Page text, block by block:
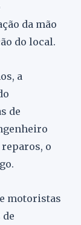
da mão
do local.
a
de
o
motoristas